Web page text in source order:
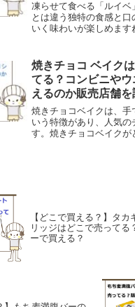
凍らせて食べる「ルイベ
とは違う独特の食感と口
いく味わいが楽しめます
とはどのような食べ物？
る？スーパーやカルデ
で今回はルイベ漬けの売
べてみました。
焼きチョコ ベイク
てる？コンビニや
えるのか販売店舗を
焼きチョコベイクは、手
いう特徴があり、人気の
す。焼きチョコベイクが
のか、身近な店舗を中心
を調査しました。焼き
【どこで買える？】タカ
リッジはどこで売ってる
ーで買える？